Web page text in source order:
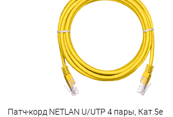
Купить в 1 клик К сравнению
В избранное В наличии
Патч-корд NETLAN U/UTP 4 пары, Кат.5е